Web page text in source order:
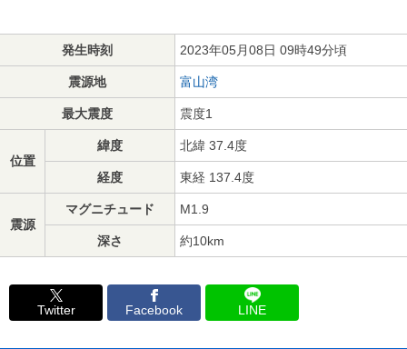
発生時刻 2023年05月08日 09時49分頃
震源地 富山湾
最大震度 震度1
位置
緯度 北緯 37.4度
経度 東経 137.4度
震源
マグニチュード M1.9
深さ 約10km
Twitter Facebook LINE